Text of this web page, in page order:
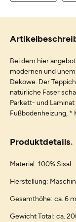
Bei dem hier
modernen und
Dekowe. Der
natürliche Faser
Parkett- und
Fußbodenheizung, *
Produktdetails
Material: 100% Sisal
Herstellung:
Gesamthöhe: ca. 6
Gewicht Total: ca.